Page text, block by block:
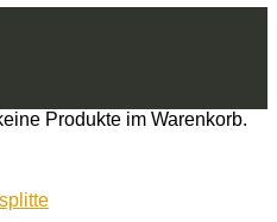
Produkte im Warenkorb.